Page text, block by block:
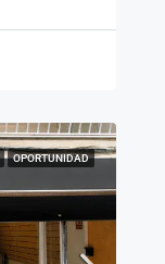
OPORTUNIDAD